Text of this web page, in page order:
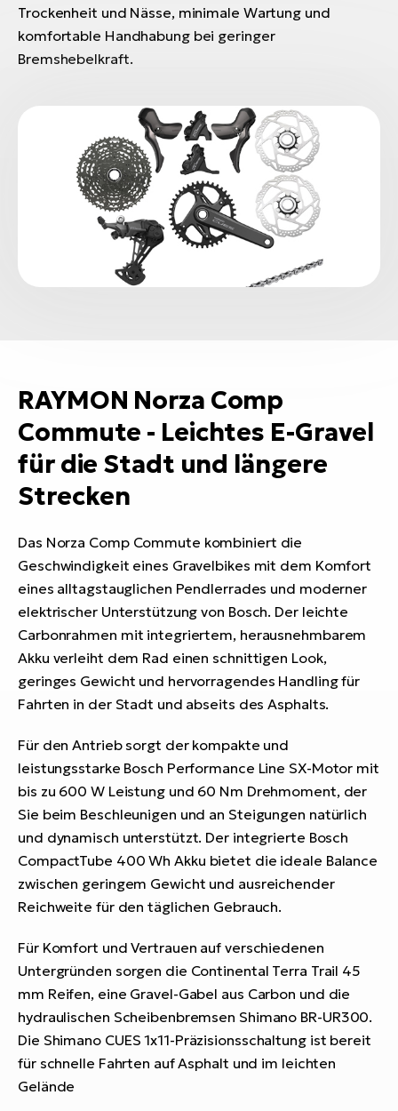
Trockenheit und Nässe, minimale Wartung und
komfortable Handhabung bei geringer
Bremshebelkraft.
RAYMON Norza Comp
Commute - Leichtes E-Gravel
für die Stadt und längere
Strecken
Das Norza Comp Commute kombiniert die
Geschwindigkeit eines Gravelbikes mit dem Komfort
eines alltagstauglichen Pendlerrades und moderner
elektrischer Unterstützung von Bosch. Der leichte
Carbonrahmen mit integriertem, herausnehmbarem
Akku verleiht dem Rad einen schnittigen Look,
geringes Gewicht und hervorragendes Handling für
Fahrten in der Stadt und abseits des Asphalts.
Für den Antrieb sorgt der kompakte und
leistungsstarke Bosch Performance Line SX-Motor mit
bis zu 600 W Leistung und 60 Nm Drehmoment, der
Sie beim Beschleunigen und an Steigungen natürlich
und dynamisch unterstützt. Der integrierte Bosch
CompactTube 400 Wh Akku bietet die ideale Balance
zwischen geringem Gewicht und ausreichender
Reichweite für den täglichen Gebrauch.
Für Komfort und Vertrauen auf verschiedenen
Untergründen sorgen die Continental Terra Trail 45
mm Reifen, eine Gravel-Gabel aus Carbon und die
hydraulischen Scheibenbremsen Shimano BR-UR300.
Die Shimano CUES 1x11-Präzisionsschaltung ist bereit
für schnelle Fahrten auf Asphalt und im leichten
Gelände